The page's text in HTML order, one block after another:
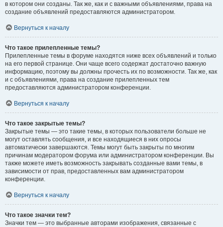
в котором они созданы. Так же, как и с важными объявлениями, права на
создание объявлений предоставляются администратором.
Вернуться к началу
Что такое прилепленные темы?
Прилепленные темы в форуме находятся ниже всех объявлений и только
на его первой странице. Они чаще всего содержат достаточно важную
информацию, поэтому вы должны прочесть их по возможности. Так же, как
и с объявлениями, права на создание прилепленных тем
предоставляются администратором конференции.
Вернуться к началу
Что такое закрытые темы?
Закрытые темы — это такие темы, в которых пользователи больше не
могут оставлять сообщения, и все находящиеся в них опросы
автоматически завершаются. Темы могут быть закрыты по многим
причинам модератором форума или администратором конференции. Вы
также можете иметь возможность закрывать созданные вами темы, в
зависимости от прав, предоставленных вам администратором
конференции.
Вернуться к началу
Что такое значки тем?
Значки тем — это выбранные авторами изображения, связанные с